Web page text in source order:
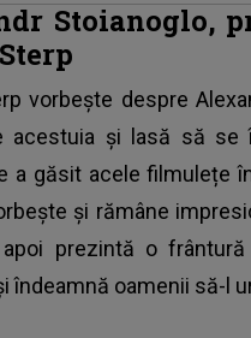
Stoianoglo,
vorbește despre
acestuia și lasă să se
a găsit acele filmulețe
și rămâne
apoi prezintă o
îndeamnă oamenii să-l